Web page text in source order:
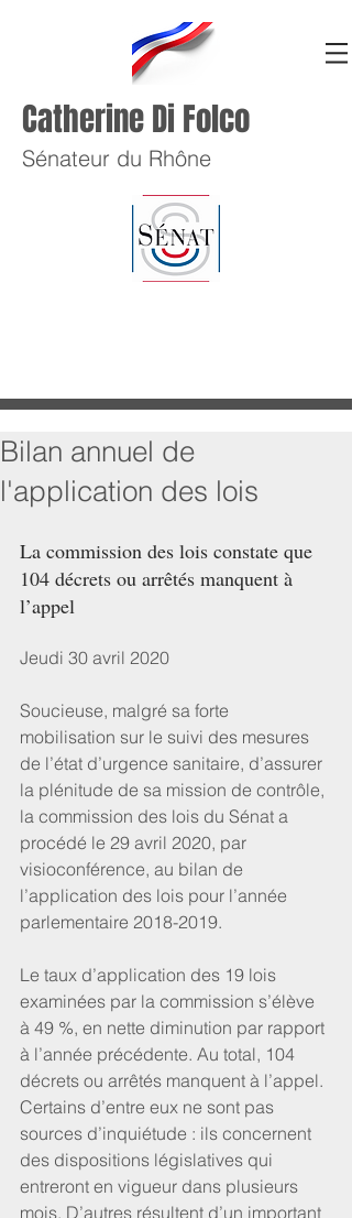
Catherine Di Folco
Sénateur du Rhône
Bilan annuel de
l'application des lois
La commission des lois constate que
104 décrets ou arrêtés manquent à
l’appel
Jeudi 30 avril 2020
Soucieuse, malgré sa forte
mobilisation sur le suivi des mesures
de l’état d’urgence sanitaire, d’assurer
la plénitude de sa mission de contrôle,
la commission des lois du Sénat a
procédé le 29 avril 2020, par
visioconférence, au bilan de
l’application des lois pour l’année
parlementaire 2018-2019.
Le taux d’application des 19 lois
examinées par la commission s’élève
à 49 %, en nette diminution par rapport
à l’année précédente. Au total, 104
décrets ou arrêtés manquent à l’appel.
Certains d’entre eux ne sont pas
sources d’inquiétude : ils concernent
des dispositions législatives qui
entreront en vigueur dans plusieurs
mois. D’autres résultent d’un important